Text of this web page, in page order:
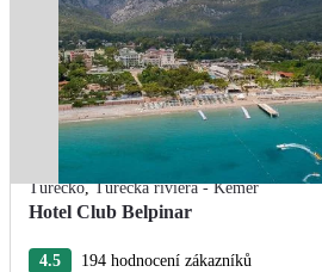
Turecko,Turecká riviéra - Kemer
Hotel Club Belpinar
4.5 194 hodnocení zákazníků